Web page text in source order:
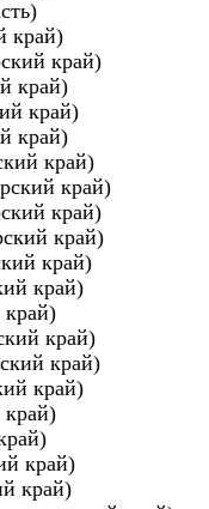
край)
край)
край)
край)
край)
край)
край)
край)
край)
край)
край)
край)
край)
край)
край)
край)
край)
край)